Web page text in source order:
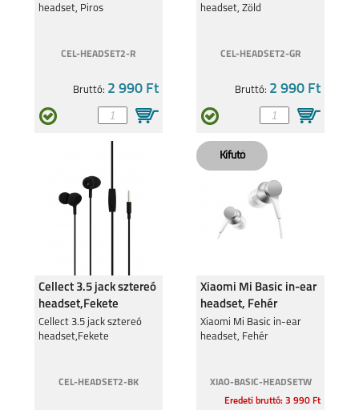
A56 5G
SAMSUNG GALAXY
SAMSUNG GALAXY
A26 5G
SAMSUNG GALAXY
SAMSUNG GALAXY
headset, Piros
CEL-HEADSET2-R
Bruttó: 2 990 Ft
headset, Zöld
CEL-HEADSET2-GR
Bruttó: 2 990 Ft
Cellect 3.5 jack sztereó
headset,Fekete
Cellect 3.5 jack sztereó
headset,Fekete
CEL-HEADSET2-BK
Xiaomi Mi Basic in-ear
headset, Fehér
Xiaomi Mi Basic in-ear
headset, Fehér
XIAO-BASIC-HEADSETW
Eredeti bruttó: 3 990 Ft